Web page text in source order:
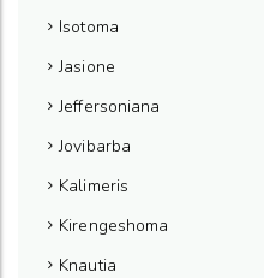
Isotoma
Jasione
Jeffersoniana
Jovibarba
Kalimeris
Kirengeshoma
Knautia